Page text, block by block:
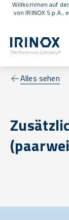
Willkommen auf
von IRINOX S.p.A.,
Alles sehen